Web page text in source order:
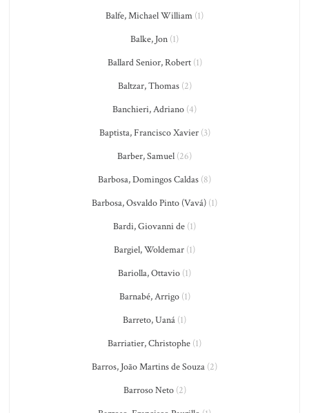
Balfe, Michael William (1)
Balke, Jon (1)
Ballard Senior, Robert(1)
Baltzar, Thomas(2)
Banchieri, Adriano (4)
Baptista, Francisco Xavier(3)
Barber, Samuel (26)
Barbosa, Domingos Caldas (8)
Barbosa, Osvaldo Pinto (Vavá) (1)
Bardi, Giovanni de (1)
Bargiel, Woldemar (1)
Bariolla, Ottavio (1)
Barnabé, Arrigo(1)
Barreto, Uaná (1)
Barriatier, Christophe (1)
Barros, João Martins de Souza (2)
Barroso Neto(2)